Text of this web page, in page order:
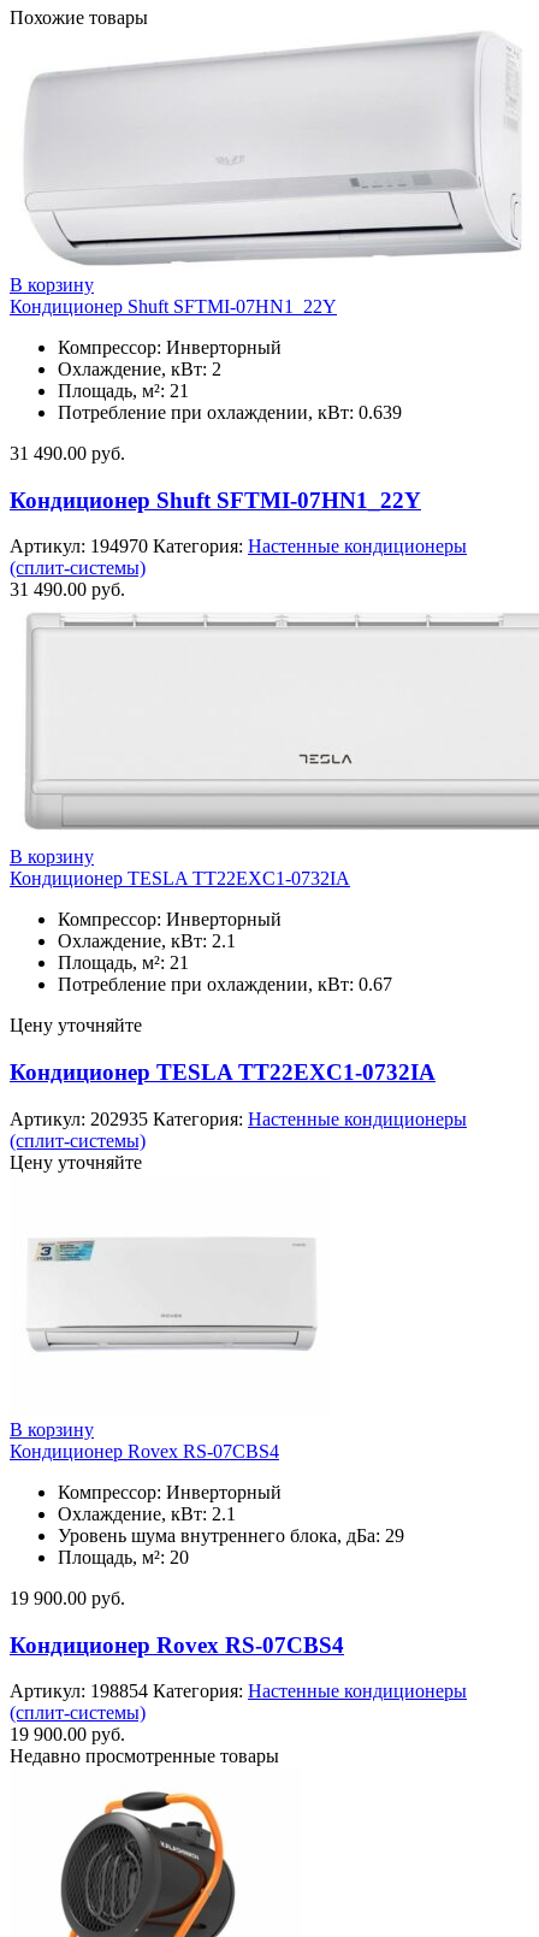
Похожие товары
В корзину
Кондиционер Shuft SFTMI-07HN1_22Y
Компрессор: Инверторный
Охлаждение, кВт: 2
Площадь, м²: 21
Потребление при охлаждении, кВт: 0.639
31 490.00 руб.
Кондиционер Shuft SFTMI-07HN1_22Y
Артикул: 194970 Категория: Настенные кондиционеры
(сплит-системы)
31 490.00 руб.
В корзину
Кондиционер TESLA TT22EXC1-0732IA
Компрессор: Инверторный
Охлаждение, кВт: 2.1
Площадь, м²: 21
Потребление при охлаждении, кВт: 0.67
Цену уточняйте
Кондиционер TESLA TT22EXC1-0732IA
Артикул: 202935 Категория: Настенные кондиционеры
(сплит-системы)
Цену уточняйте
В корзину
Кондиционер Rovex RS-07CBS4
Компрессор: Инверторный
Охлаждение, кВт: 2.1
Уровень шума внутреннего блока, дБа: 29
Площадь, м²: 20
19 900.00 руб.
Кондиционер Rovex RS-07CBS4
Артикул: 198854 Категория: Настенные кондиционеры
(сплит-системы)
19 900.00 руб.
Недавно просмотренные товары